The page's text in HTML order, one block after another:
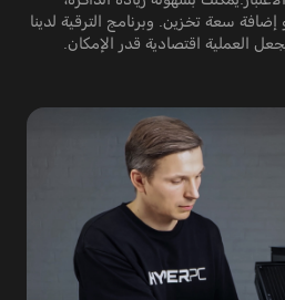
إضافة سعة تخزين. وبرنامج الترقية لدينا
العملية اقتصادية قدر الإمكان.